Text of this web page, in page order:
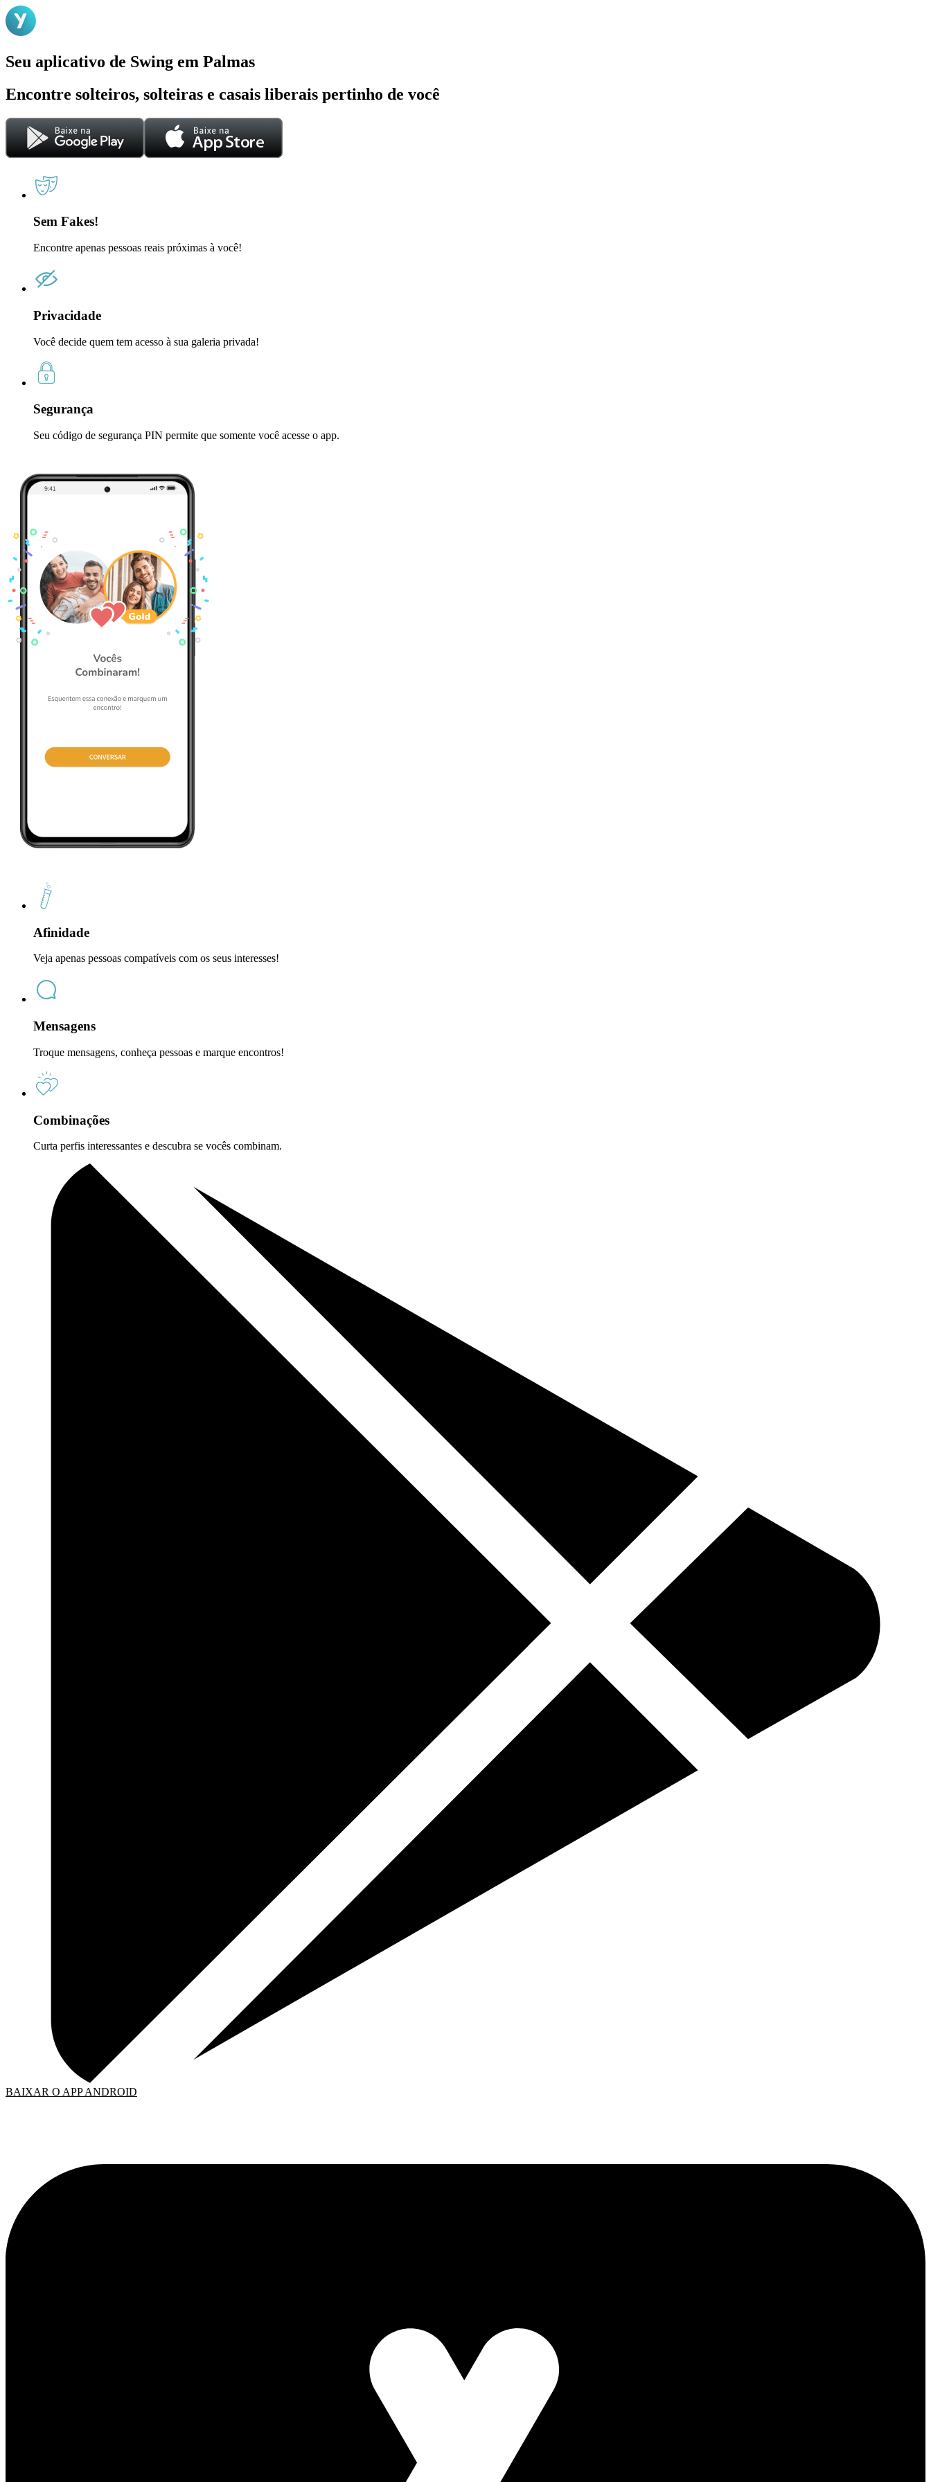
Seu aplicativo de Swing em Palmas
Encontre solteiros, solteiras e casais liberais pertinho de você
Sem Fakes!
Encontre apenas pessoas reais próximas à você!
Privacidade
Você decide quem tem acesso à sua galeria privada!
Segurança
Seu código de segurança PIN permite que somente você acesse o app.
Afinidade
Veja apenas pessoas compatíveis com os seus interesses!
Mensagens
Troque mensagens, conheça pessoas e marque encontros!
Combinações
Curta perfis interessantes e descubra se vocês combinam.
BAIXAR O APP ANDROID